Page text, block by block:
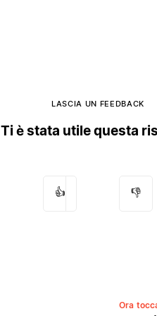
LASCIA UN FEEDBACK
Ti è stata utile questa
👍 👎
Ora